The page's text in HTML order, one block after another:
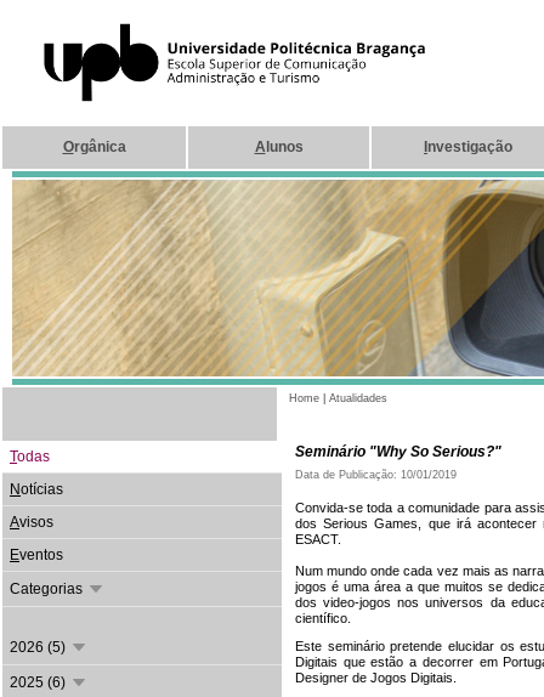
Orgânica A lunos nvestigação
Home Atualidades
Todas
Notícias
Avisos
Eventos
Categorias
2026 (5)
2025 (6)
Seminário "Why So Serious?"
Data de Publicação: 10/01/2019
Convida-se toda a comunidade para
dos Serious Games, que irá
ESACT.
Num mundo onde cada vez mais as
jogos é uma área a que muitos se
dos video-jogos nos universos da
científico.
Este seminário pretende elucidar os
Digitais que estão a decorrer em
Designer de Jogos Digitais.